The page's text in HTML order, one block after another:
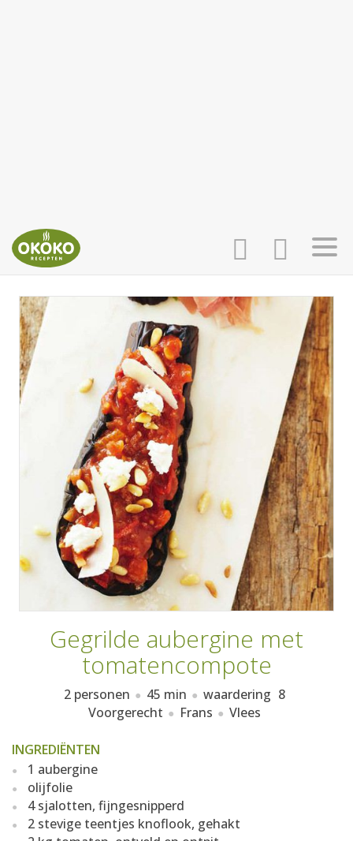
INLOGGEN
AANMELDEN
HOME
RECEPTEN
WEEKMENU'S
KOOKBOEKEN
Gegrilde aubergine met
tomatencompote
2 personen 45 min waardering 8
Voorgerecht
Frans Vlees
INGREDIËNTEN
1 aubergine
olijfolie
4 sjalotten, fijngesnipperd
2 stevige teentjes knoflook, gehakt